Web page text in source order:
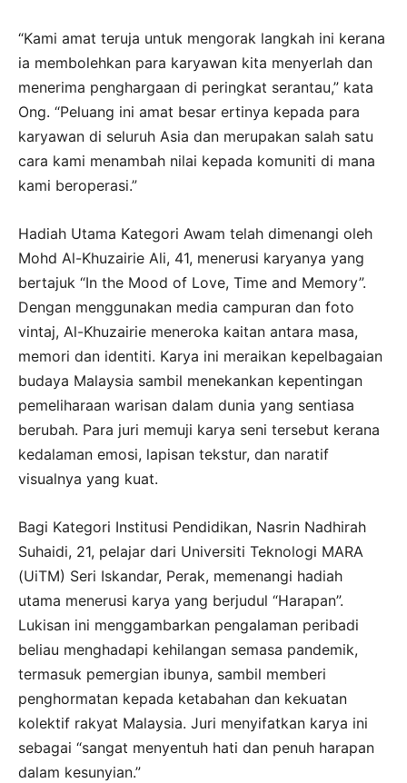
“Kami amat teruja untuk mengorak langkah ini kerana
ia membolehkan para karyawan kita menyerlah dan
menerima penghargaan di peringkat serantau,” kata
Ong. “Peluang ini amat besar ertinya kepada para
karyawan di seluruh Asia dan merupakan salah satu
cara kami menambah nilai kepada komuniti di mana
kami beroperasi.”
Hadiah Utama Kategori Awam telah dimenangi oleh
Mohd Al-Khuzairie Ali, 41, menerusi karyanya yang
bertajuk “In the Mood of Love, Time and Memory”.
Dengan menggunakan media campuran dan foto
vintaj, Al-Khuzairie meneroka kaitan antara masa,
memori dan identiti. Karya ini meraikan kepelbagaian
budaya Malaysia sambil menekankan kepentingan
pemeliharaan warisan dalam dunia yang sentiasa
berubah. Para juri memuji karya seni tersebut kerana
kedalaman emosi, lapisan tekstur, dan naratif
visualnya yang kuat.
Bagi Kategori Institusi Pendidikan, Nasrin Nadhirah
Suhaidi, 21, pelajar dari Universiti Teknologi MARA
(UiTM) Seri Iskandar, Perak, memenangi hadiah
utama menerusi karya yang berjudul “Harapan”.
Lukisan ini menggambarkan pengalaman peribadi
beliau menghadapi kehilangan semasa pandemik,
termasuk pemergian ibunya, sambil memberi
penghormatan kepada ketabahan dan kekuatan
kolektif rakyat Malaysia. Juri menyifatkan karya ini
sebagai “sangat menyentuh hati dan penuh harapan
dalam kesunyian.”